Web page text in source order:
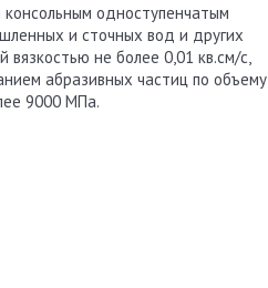
одноступенчатым
и сточных вод и других
не более 0,01 кв.см/с,
абразивных частиц по объему
9000 МПа.